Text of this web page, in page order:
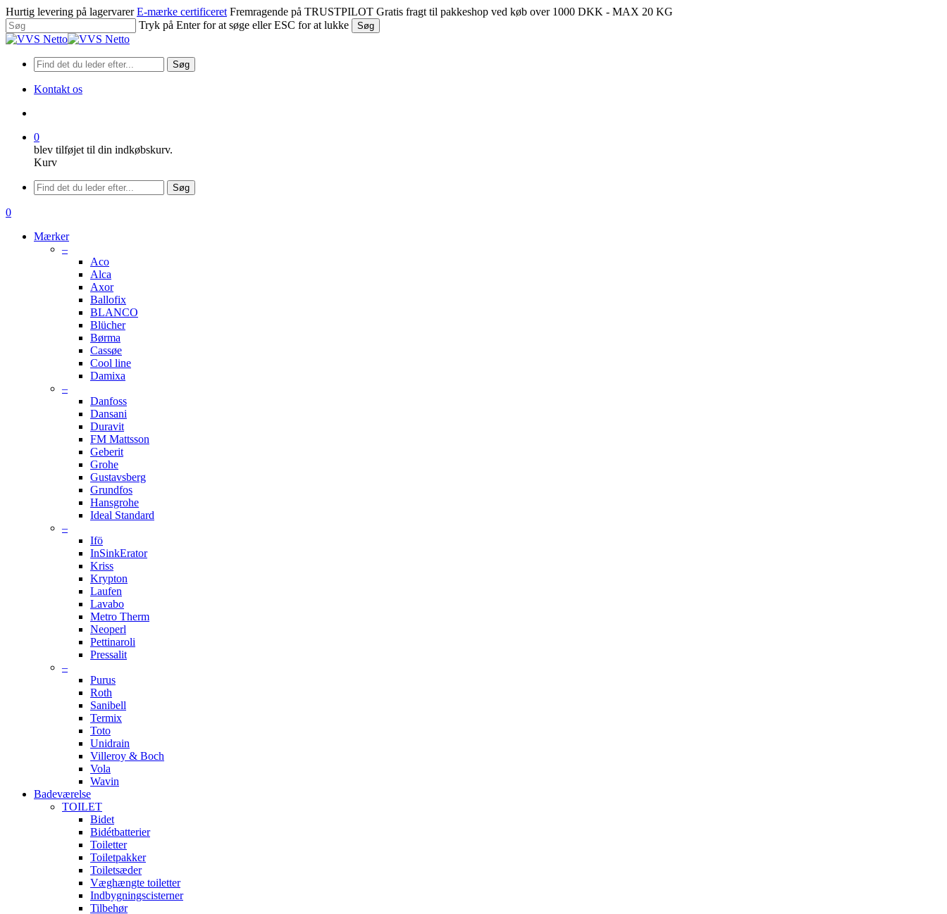
Spring
til
hovedindhold
Hurtig levering på lagervarer E-mærke certificeret Fremragende på TRUSTPILOT Gratis fragt til pakkeshop ved køb over 1000 DKK - MAX 20 KG
Tryk på Enter for at søge eller ESC for at lukke
Søg
Luk
Søg
Kontakt os
0
blev tilføjet til din indkøbskurv.
Kurv
Menu
Søg
søge
0
Mærker
–
Aco
Alca
Axor
Ballofix
BLANCO
Blücher
Børma
Cassøe
Cool line
Damixa
–
Danfoss
Dansani
Duravit
FM Mattsson
Geberit
Grohe
Gustavsberg
Grundfos
Hansgrohe
Ideal Standard
–
Ifö
InSinkErator
Kriss
Krypton
Laufen
Lavabo
Metro Therm
Neoperl
Pettinaroli
Pressalit
–
Purus
Roth
Sanibell
Termix
Toto
Unidrain
Villeroy & Boch
Vola
Wavin
Badeværelse
TOILET
Bidet
Bidétbatterier
Toiletter
Toiletpakker
Toiletsæder
Væghængte toiletter
Indbygningscisterner
Tilbehør